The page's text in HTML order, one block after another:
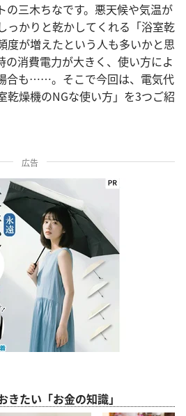
の三木ちなです。悪天候や気温が
っかりと乾かしてくれる「浴室乾
度が増えたという人も多いかと思
の消費電力が大きく、使い方によ
合も……。そこで今回は、電気代
乾燥機のNGな使い方」を3つご紹
広告
たい「お金の知識」